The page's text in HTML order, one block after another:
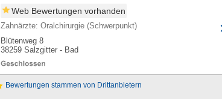
Web Bewertungen vorhanden
Zahnärzte: Oralchirurgie (Schwerpunkt)
Blütenweg 8
38259 Salzgitter - Bad
Bewertungen stammen von Drittanbietern